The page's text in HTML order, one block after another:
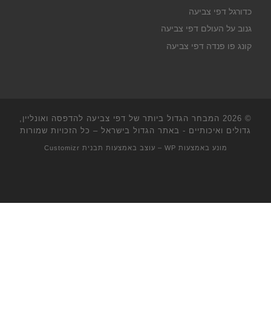
כדורגל דפי צביעה
גנוב על העולם דפי צביעה
קונג פו פנדה דפי צביעה
© 2026
המבחר הגדול ביותר של דפי צביעה להדפסה ואונליין,
גדולים ואיכותיים - באתר הגדול בישראל – כל הזכויות שמורות
מונע באמצעות WP – עוצב באמצעות תבנית Customizr